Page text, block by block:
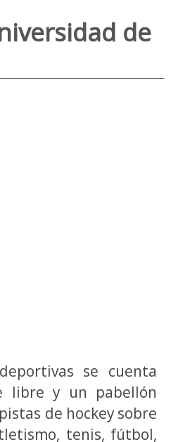
de
se cuenta
libre y un pabellón
de hockey sobre
tenis, fútbol,